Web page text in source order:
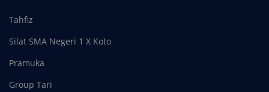
Tahfiz
Silat SMA Negeri 1 X Koto
Pramuka
Group Tari